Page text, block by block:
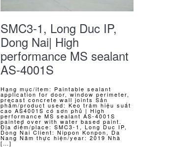
SMC3-1, Long Duc IP,
Dong Nai| High
performance MS sealant
AS-4001S
Hạng mục/item: Paintable sealant
application for door, window perimeter,
precast concrete wall joints Sản
phẩm/product used: Keo trám hiệu suất
cao AS4001S có sơn phủ | High
performance MS sealant AS-4001S
painted over with water based paint.
Địa điểm/place: SMC3-1, Long Duc IP,
Dong Nai Client: Nippon Konpon, Da
Nang Năm thực hiện/year: 2019 Nhà
[…]